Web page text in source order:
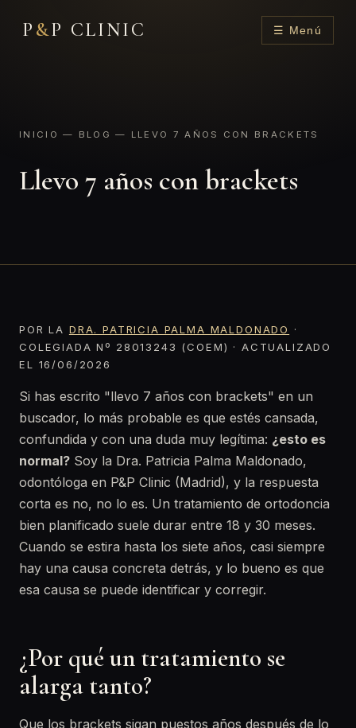
P &P CLINIC ☰ Menú
INICIO — BLOG — LLEVO 7 AÑOS CON BRACKETS
Llevo 7 años con brackets
POR LA DRA. PATRICIA PALMA MALDONADO
·
COLEGIADA Nº 28013243 (COEM) · ACTUALIZADO
EL 16/06/2026
Si has escrito "llevo 7 años con brackets" en un
buscador, lo más probable es que estés cansada,
confundida y con una duda muy legítima: ¿esto es
normal? Soy la Dra. Patricia Palma Maldonado,
odontóloga en P&P Clinic (Madrid), y la respuesta
corta es no, no lo es. Un tratamiento de ortodoncia
bien planificado suele durar entre 18 y 30 meses.
Cuando se estira hasta los siete años, casi siempre
hay una causa concreta detrás, y lo bueno es que
esa causa se puede identificar y corregir.
¿Por qué un tratamiento se
alarga tanto?
Que los brackets sigan puestos años después de lo